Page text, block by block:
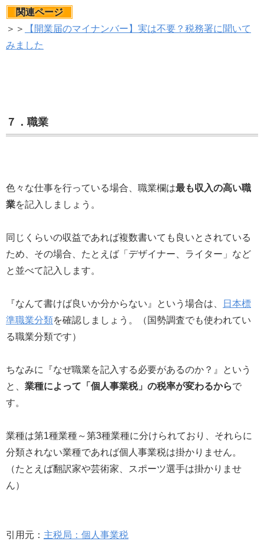
関連ページ
＞＞
【開業届のマイナンバー】実は不要？税務署に聞いて
みました
７．職業
色々な仕事を行っている場合、職業欄は最も収入の高い職
業を記入しましょう。
同じくらいの収益であれば複数書いても良いとされている
ため、その場合、たとえば「デザイナー、ライター」など
と並べて記入します。
『なんて書けば良いか分からない』という場合は、
日本標
準職業分類を確認しましょう。（国勢調査でも使われてい
る職業分類です）
ちなみに『なぜ職業を記入する必要があるのか？』という
と、 業種によって「個人事業税」の税率が変わるからで
す。
業種は第1種業種～第3種業種に分けられており、それらに
分類されない業種であれば個人事業税は掛かりません。
（たとえば翻訳家や芸術家、スポーツ選手は掛かりませ
ん）
引用元： 主税局：個人事業税